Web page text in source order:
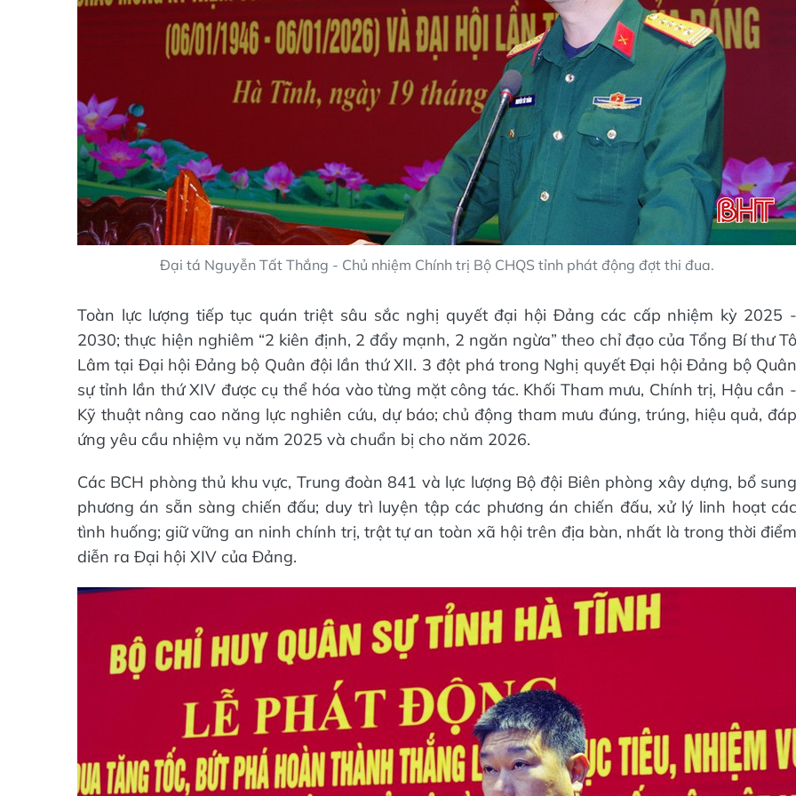
Đại tá Nguyễn Tất Thắng - Chủ nhiệm Chính trị Bộ CHQS tỉnh phát động đợt thi đua.
Toàn lực lượng tiếp tục quán triệt sâu sắc nghị quyết đại hội Đảng các cấp nhiệm kỳ 2025 -
2030; thực hiện nghiêm “2 kiên định, 2 đẩy mạnh, 2 ngăn ngừa” theo chỉ đạo của Tổng Bí thư Tô
Lâm tại Đại hội Đảng bộ Quân đội lần thứ XII. 3 đột phá trong Nghị quyết Đại hội Đảng bộ Quân
sự tỉnh lần thứ XIV được cụ thể hóa vào từng mặt công tác. Khối Tham mưu, Chính trị, Hậu cần -
Kỹ thuật nâng cao năng lực nghiên cứu, dự báo; chủ động tham mưu đúng, trúng, hiệu quả, đáp
ứng yêu cầu nhiệm vụ năm 2025 và chuẩn bị cho năm 2026.
Các BCH phòng thủ khu vực, Trung đoàn 841 và lực lượng Bộ đội Biên phòng xây dựng, bổ sung
phương án sẵn sàng chiến đấu; duy trì luyện tập các phương án chiến đấu, xử lý linh hoạt các
tình huống; giữ vững an ninh chính trị, trật tự an toàn xã hội trên địa bàn, nhất là trong thời điểm
diễn ra Đại hội XIV của Đảng.